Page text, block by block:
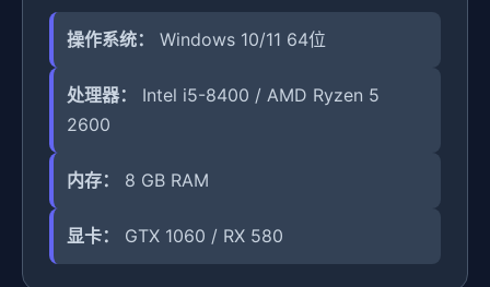
操作系统： Windows 10/11 64位
处理器：
Intel i5-8400 / AMD Ryzen 5
2600
内存： 8 GB RAM
显卡： GTX 1060 / RX 580